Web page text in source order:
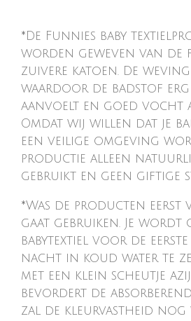
*De Funnies baby
worden geweven van
zuivere katoen. De
waardoor de badstof
aanvoelt en goed vocht
Omdat wij willen dat je
een veilige omgeving
productie alleen
gebruikt en geen giftige
*Was de producten eerst
gaat gebruiken. Je wordt
babytextiel voor de eerste
nacht in koud water te
met een klein scheutje
bevordert de
zal de kleurvastheid nog